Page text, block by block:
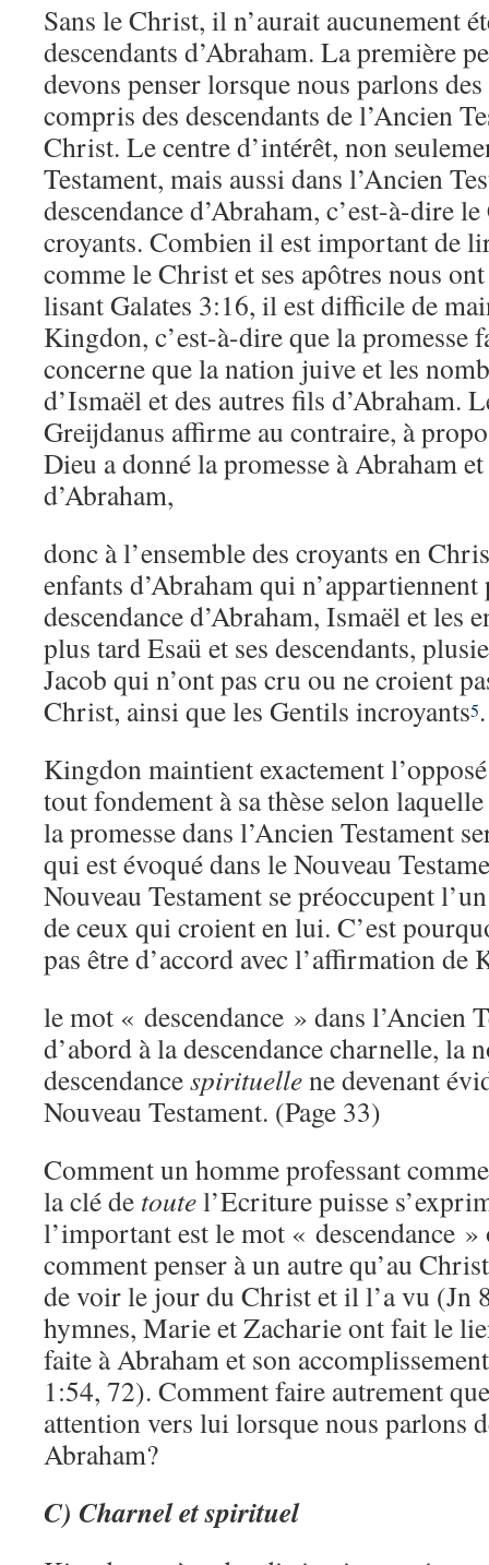
Sans le Christ, il n’aurait aucunement
descendants d’Abraham. La première
devons penser lorsque nous parlons
compris des descendants de l’Ancien
Christ. Le centre d’intérêt, non
Testament, mais aussi dans l’Ancien
descendance d’Abraham, c’est-à-dire
croyants. Combien il est important de
comme le Christ et ses apôtres nous
lisant Galates 3:16, il est difficile de
Kingdon, c’est-à-dire que la promesse
concerne que la nation juive et les
d’Ismaël et des autres fils d’Abraham.
Greijdanus affirme au contraire, à
Dieu a donné la promesse à Abraham
d’Abraham,
donc à l’ensemble des croyants en
enfants d’Abraham qui n’appartiennent
descendance d’Abraham, Ismaël et les
plus tard Esaü et ses descendants,
Jacob qui n’ont pas cru ou ne croient
Christ, ainsi que les Gentils incroyants5.
Kingdon maintient exactement
tout fondement à sa thèse selon
la promesse dans l’Ancien Testament
qui est évoqué dans le Nouveau
Nouveau Testament se préoccupent
de ceux qui croient en lui. C’est
pas être d’accord avec l’affirmation
le mot « descendance » dans l’Ancien
d’abord à la descendance charnelle, la
descendancespirituellene devenant
Nouveau Testament. (Page 33)
Comment un homme professant
la clé de toutel’Ecriture puisse
l’important est le mot « descendance
comment penser à un autre qu’au
de voir le jour du Christ et il l’a vu (Jn
hymnes, Marie et Zacharie ont fait le
faite à Abraham et son
1:54, 72). Comment faire autrement
attention vers lui lorsque nous parlons
Abraham?
C) Charnel et spirituel